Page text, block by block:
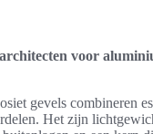
voor
gevels combineren
Het zijn